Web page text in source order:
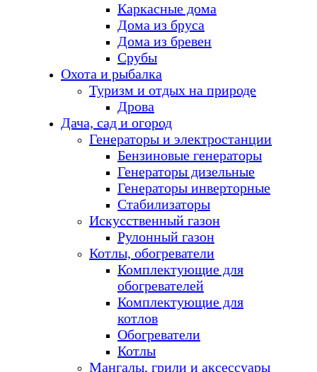
Каркасные дома
Дома из бруса
Дома из бревен
Срубы
Охота и рыбалка
Туризм и отдых на природе
Дрова
Дача, сад и огород
Генераторы и электростанции
Бензиновые генераторы
Генераторы дизельные
Генераторы инверторные
Стабилизаторы
Искусственный газон
Рулонный газон
Котлы, обогреватели
Комплектующие для
обогревателей
Комплектующие для
котлов
Обогреватели
Котлы
Мангалы, грили и аксессуары